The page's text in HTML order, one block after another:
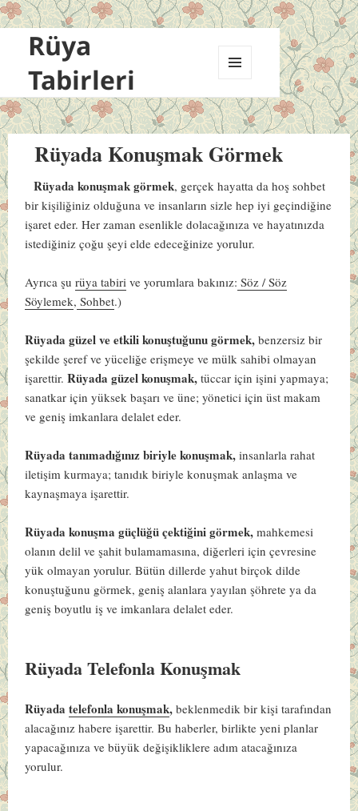
Rüya
Tabirleri
VE
BILEŞENLER
Rüyada Konuşmak Görmek
Rüyada konuşmak görmek, gerçek hayatta da hoş sohbet
bir kişiliğiniz olduğuna ve insanların sizle hep iyi geçindiğine
işaret eder. Her zaman esenlikle dolacağınıza ve hayatınızda
istediğiniz çoğu şeyi elde edeceğinize yorulur.
Ayrıca şurüya tabiri ve yorumlara bakınız: Söz / Söz
Söylemek, Sohbet.)
Rüyada güzel ve etkili konuştuğunu görmek, benzersiz bir
şekilde şeref ve yüceliğe erişmeye ve mülk sahibi olmayan
işarettir.Rüyada güzel konuşmak, tüccar için işini yapmaya;
sanatkar için yüksek başarı ve üne; yönetici için üst makam
ve geniş imkanlara delalet eder.
Rüyada tanımadığınız biriyle konuşmak, insanlarla rahat
iletişim kurmaya; tanıdık biriyle konuşmak anlaşma ve
kaynaşmaya işarettir.
Rüyada konuşma güçlüğü çektiğini görmek, mahkemesi
olanın delil ve şahit bulamamasına, diğerleri için çevresine
yük olmayan yorulur. Bütün dillerde yahut birçok dilde
konuştuğunu görmek, geniş alanlara yayılan şöhrete ya da
geniş boyutlu iş ve imkanlara delalet eder.
Rüyada Telefonla Konuşmak
Rüyadatelefonla konuşmak, beklenmedik bir kişi tarafından
alacağınız habere işarettir. Bu haberler, birlikte yeni planlar
yapacağınıza ve büyük değişikliklere adım atacağınıza
yorulur.